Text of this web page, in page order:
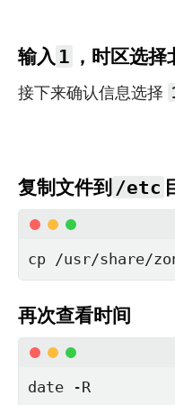
输入 1 ，时区选
接下来确认信息选择
复制文件到 /etc
cp /usr/share/
再次查看时间
date -R